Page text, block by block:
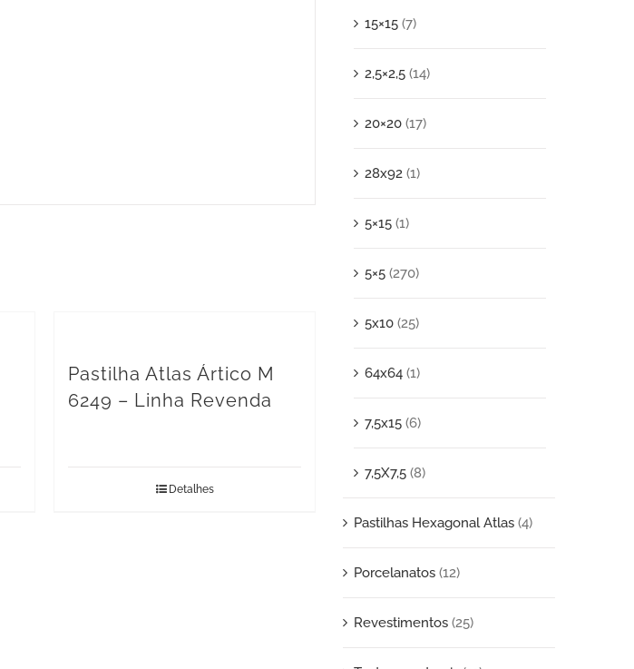
Pastilha Atlas Ártico M
6249 – Linha Revenda
Detalhes
15×15 (7)
2,5×2,5 (14)
20×20 (17)
28x92 (1)
5×15 (1)
5×5 (270)
5x10 (25)
64x64 (1)
7,5x15 (6)
7,5X7,5 (8)
Pastilhas Hexagonal Atlas (4)
Porcelanatos (12)
Revestimentos (25)